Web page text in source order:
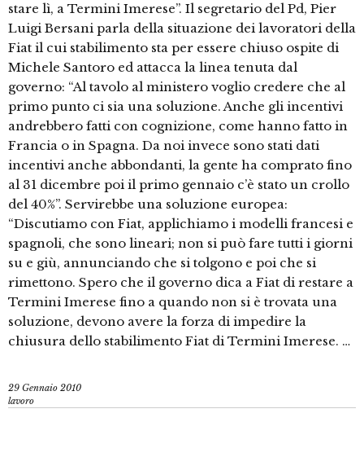
stare lì, a Termini Imerese”. Il segretario del Pd, Pier
Luigi Bersani parla della situazione dei lavoratori della
Fiat il cui stabilimento sta per essere chiuso ospite di
Michele Santoro ed attacca la linea tenuta dal
governo: “Al tavolo al ministero voglio credere che al
primo punto ci sia una soluzione. Anche gli incentivi
andrebbero fatti con cognizione, come hanno fatto in
Francia o in Spagna. Da noi invece sono stati dati
incentivi anche abbondanti, la gente ha comprato fino
al 31 dicembre poi il primo gennaio c’è stato un crollo
del 40%”. Servirebbe una soluzione europea:
“Discutiamo con Fiat, applichiamo i modelli francesi e
spagnoli, che sono lineari; non si può fare tutti i giorni
su e giù, annunciando che si tolgono e poi che si
rimettono. Spero che il governo dica a Fiat di restare a
Termini Imerese fino a quando non si è trovata una
soluzione, devono avere la forza di impedire la
chiusura dello stabilimento Fiat di Termini Imerese. …
29 Gennaio 2010
lavoro